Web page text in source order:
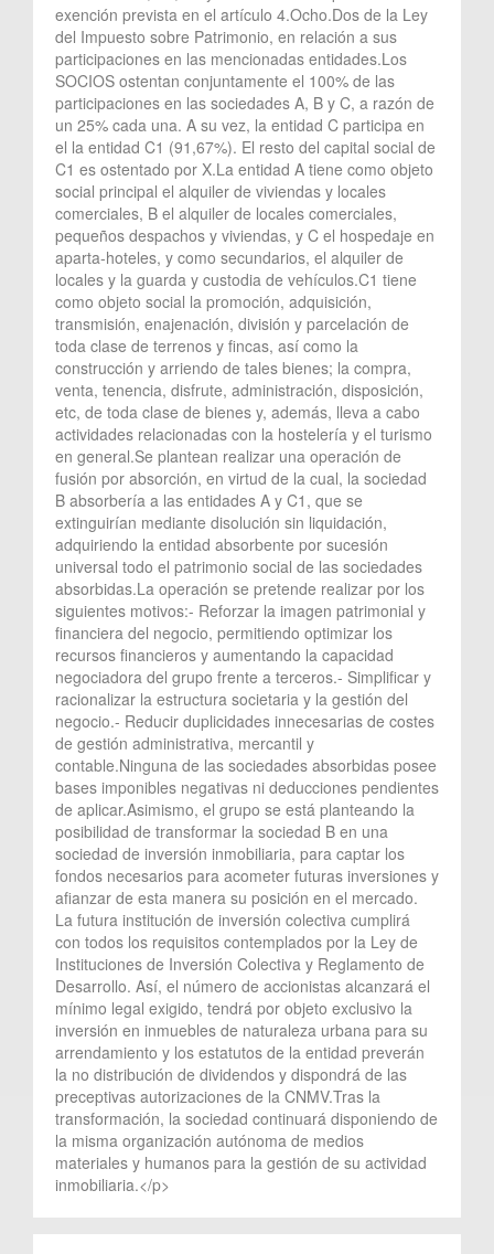
exención prevista en el artículo 4.Ocho.Dos de la Ley
del Impuesto sobre Patrimonio, en relación a sus
participaciones en las mencionadas entidades.Los
SOCIOS ostentan conjuntamente el 100% de las
participaciones en las sociedades A, B y C, a razón de
un 25% cada una. A su vez, la entidad C participa en
el la entidad C1 (91,67%). El resto del capital social de
C1 es ostentado por X.La entidad A tiene como objeto
social principal el alquiler de viviendas y locales
comerciales, B el alquiler de locales comerciales,
pequeños despachos y viviendas, y C el hospedaje en
aparta-hoteles, y como secundarios, el alquiler de
locales y la guarda y custodia de vehículos.C1 tiene
como objeto social la promoción, adquisición,
transmisión, enajenación, división y parcelación de
toda clase de terrenos y fincas, así como la
construcción y arriendo de tales bienes; la compra,
venta, tenencia, disfrute, administración, disposición,
etc, de toda clase de bienes y, además, lleva a cabo
actividades relacionadas con la hostelería y el turismo
en general.Se plantean realizar una operación de
fusión por absorción, en virtud de la cual, la sociedad
B absorbería a las entidades A y C1, que se
extinguirían mediante disolución sin liquidación,
adquiriendo la entidad absorbente por sucesión
universal todo el patrimonio social de las sociedades
absorbidas.La operación se pretende realizar por los
siguientes motivos:- Reforzar la imagen patrimonial y
financiera del negocio, permitiendo optimizar los
recursos financieros y aumentando la capacidad
negociadora del grupo frente a terceros.- Simplificar y
racionalizar la estructura societaria y la gestión del
negocio.- Reducir duplicidades innecesarias de costes
de gestión administrativa, mercantil y
contable.Ninguna de las sociedades absorbidas posee
bases imponibles negativas ni deducciones pendientes
de aplicar.Asimismo, el grupo se está planteando la
posibilidad de transformar la sociedad B en una
sociedad de inversión inmobiliaria, para captar los
fondos necesarios para acometer futuras inversiones y
afianzar de esta manera su posición en el mercado.
La futura institución de inversión colectiva cumplirá
con todos los requisitos contemplados por la Ley de
Instituciones de Inversión Colectiva y Reglamento de
Desarrollo. Así, el número de accionistas alcanzará el
mínimo legal exigido, tendrá por objeto exclusivo la
inversión en inmuebles de naturaleza urbana para su
arrendamiento y los estatutos de la entidad preverán
la no distribución de dividendos y dispondrá de las
preceptivas autorizaciones de la CNMV.Tras la
transformación, la sociedad continuará disponiendo de
la misma organización autónoma de medios
materiales y humanos para la gestión de su actividad
inmobiliaria.</p>